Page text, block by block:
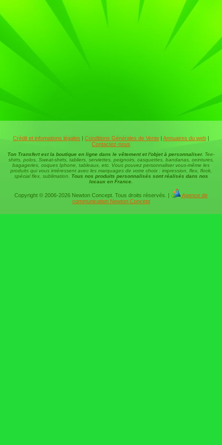
Crédit et infomations légales | Conditions Générales de Vente | Annuaires du web |
Contactez-nous
Ton Transfert est la boutique en ligne dans le vêtement et l'objet à personnaliser. Tee-
shirts, polos, Sweat-shirts, tabliers, serviettes, peignoirs, casquettes, bandanas, ceintures,
bagageries, coques Iphone, tableaux, etc. Vous pouvez personnaliser vous-même les
produits qui vous intéressent avec les marquages de votre choix : impression, flex, flock,
spécial flex, sublimation.
Tous nos produits personnalisés sont réalisés dans nos
locaux en France.
Copyright © 2006-2026 Newton Concept. Tous droits réservés. |
Agence de
communication Newton Concept